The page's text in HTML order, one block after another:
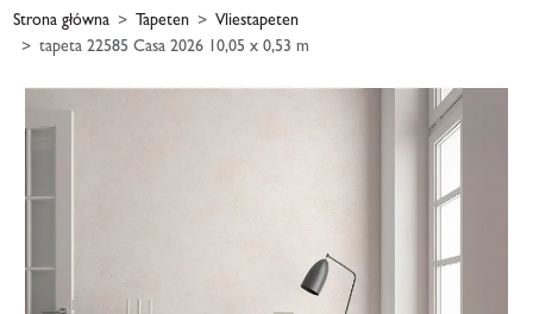
Strona główna Tapeten
Vliestapeten
tapeta 22585 Casa 2026 10,05 x 0,53 m